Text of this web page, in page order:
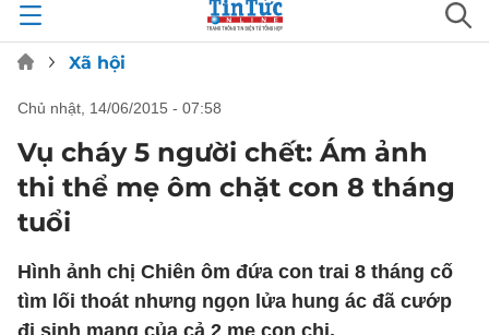
Xã hội
chủ nhật, 14/06/2015 - 07:58
Vụ cháy 5 người chết: Ám ảnh
thi thể mẹ ôm chặt con 8 tháng
tuổi
Hình ảnh chị Chiên ôm đứa con trai 8 tháng cố
tìm lối thoát nhưng ngọn lửa hung ác đã cướp
đi sinh mạng của cả 2 mẹ con chị.